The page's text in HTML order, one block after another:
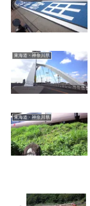
東海道・神奈川県
東海道・神奈川県